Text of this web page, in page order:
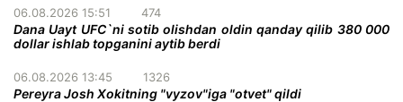
06.08.2026 15:51 474
Dana Uayt UFC`ni sotib olishdan oldin qanday qilib 380 000
dollar ishlab topganini aytib berdi
06.08.2026 13:45 1326
Pereyra Josh Xokitning "vyzov"iga "otvet" qildi